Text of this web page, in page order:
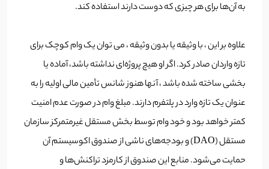
به آن‌ها برای هر چیزی که دوست دارند استفاده کند.
علاوه بر این ، با وثیقه یا بدون وثیقه ، می توان یک وام کوچک برای
تازه واردان صادر کرد. اگر او هیچ پروژه‌ای نداشته باشد‌، آماده یا
بخشی ساخته شده باشد ، آنها هنوز شانس تأمین مالی اولیه را به
عنوان یک تازه وارد در پلتفرم دارند. مبلغ وام در صورت عدم امنیت
کمتر خواهد بود و خود وام توسط بخش مستقل غیرمتمرکز سازمان
مستقل (DAO) و بودجه‌های ناشی از صندوق اکوسیستم آن
حمایت می‌شود. منابع این صندوق از کارمزد تراکنش‌ها و